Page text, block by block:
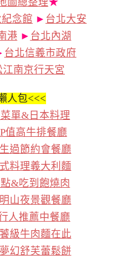
紀念館 ► 台北大安
港 ► 台北內湖
台北信義市政府
江南京行天宮
人包<<<
單&日本料理
值高牛排餐廳
過節約會餐廳
料理義大利麵
&吃到飽燒肉
山夜景觀餐廳
人推薦中餐廳
級牛肉麵在此
幻舒芙蕾鬆餅